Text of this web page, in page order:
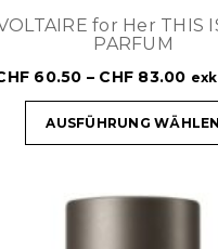
for Her THIS
PARFUM
60.50 – CHF 83.00
AUSFÜHRUNG WÄHLEN